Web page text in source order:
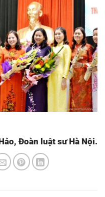
Đoàn luật sư Hà Nội.